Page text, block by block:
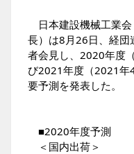
日本建設機械工業
長）は8月26日、経団
者会見し、2020年度
び2021年度（2021年
要予測を発表した。
■2020年度予測
＜国内出荷＞